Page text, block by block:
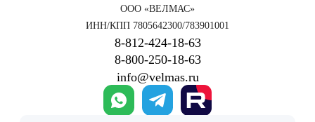
ООО «ВЕЛМАС»
ИНН/КПП 7805642300/783901001
8‑812‑424‑18‑63
8‑800‑250‑18‑63
info@velmas.ru